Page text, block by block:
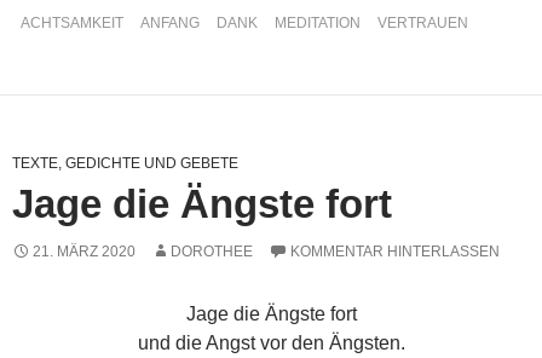
ACHTSAMKEIT ANFANG DANK MEDITATION VERTRAUEN
TEXTE, GEDICHTE UND GEBETE
Jage die Ängste fort
21. MÄRZ 2020 DOROTHEE KOMMENTAR HINTERLASSEN
Jage die Ängste fort
und die Angst vor den Ängsten.